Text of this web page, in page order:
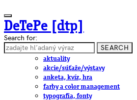
DeTePe [dtp]
ČLÁNKY
aktuality
akcie/súťaže/výstavy
anketa, kvíz, hra
farby a color management
typografia, fonty
Search for:
SEARCH